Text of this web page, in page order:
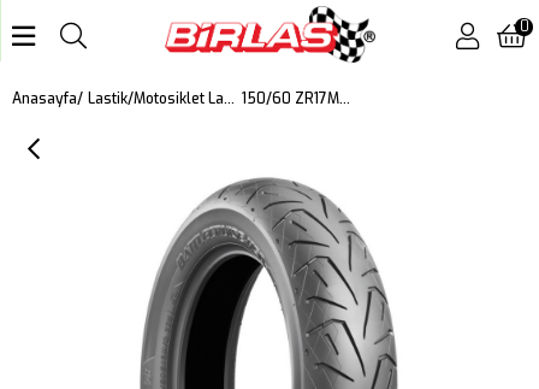
0
Anasayfa Lastik Motosiklet Lastiği 150/60 ZR17M/C 66W Battlecruıse H50 Harley Davıdson Motosiklet Arka Lastiği (2023)